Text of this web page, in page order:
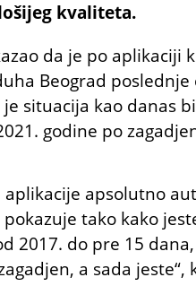
kvaliteta.
da je po aplikaciji
Beograd
situacija kao danas
godine po
apsolutno
tako kako
2017. do pre 15
a sada jeste“,